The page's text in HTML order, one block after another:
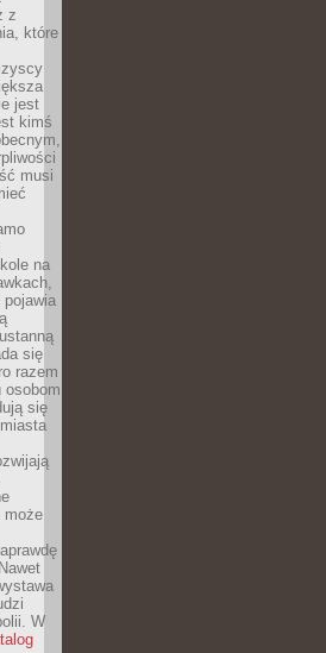
z
które
jest
kimś
musi
na
się
razem
osobom
się
może
W